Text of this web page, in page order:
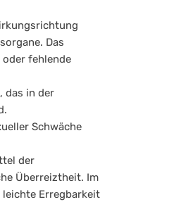
Das
fehlende
das in der
Schwäche
der
Überreiztheit. Im
Erregbarkeit